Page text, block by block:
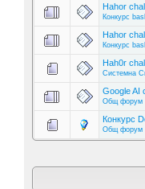
Hahor
Конкурс
Hahor
Конкурс
Hah0r
Системна
Google AI
Общ форум
Конкурс
Общ форум